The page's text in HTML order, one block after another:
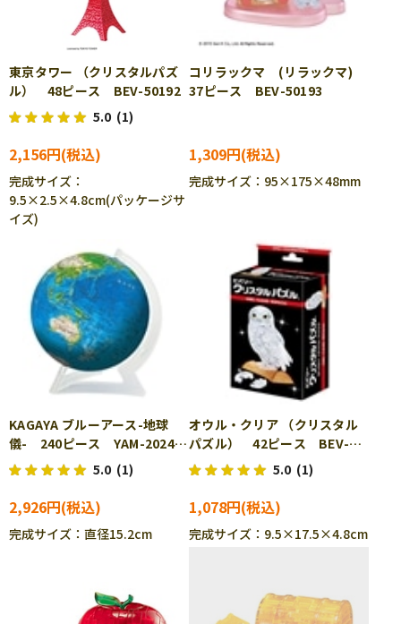
東京タワー （クリスタルパズ
ル） 48ピース BEV-50192
5.0 (1)
2,156円
完成サイズ：
9.5×2.5×4.8cm(パッケージサ
イズ)
コリラックマ (リラックマ)
37ピース BEV-50193
1,309円
完成サイズ：95×175×48mm
KAGAYA ブルーアース-地球
儀- 240ピース YAM-2024-
121
5.0 (1)
2,926円
完成サイズ：直径15.2cm
オウル・クリア （クリスタル
パズル） 42ピース BEV-
50190
5.0 (1)
1,078円
完成サイズ：9.5×17.5×4.8cm